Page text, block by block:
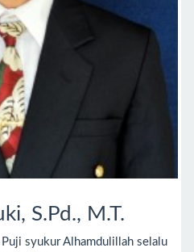
S.Pd., M.T.
syukur Alhamdulillah selalu